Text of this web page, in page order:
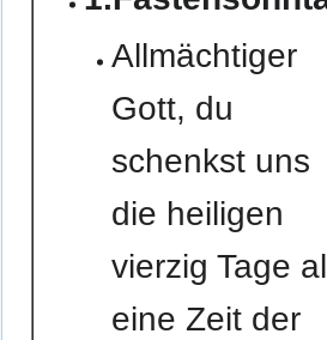
Allmächtiger
Gott, du
schenkst uns
die heiligen
vierzig Tage
eine Zeit der